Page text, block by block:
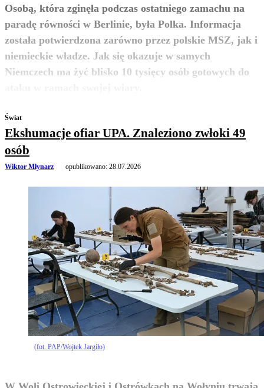
Osobą, która zginęła podczas ostatniego zamachu na
paradę równości w Berlinie, była Polka. Informacja
została potwierdzona zarówno przez polskie MSZ, jak i
niemieckie władze. Jak się okazuje w samych
Niemczech ma żyć blisko 10 tysięcy osób gotowych do
zobacz więcej
Świat
Ekshumacje ofiar UPA. Znaleziono zwłoki 49
osób
Wiktor Młynarz opublikowano: 28.07.2026
(fot. PAP/Wojtek Jargiło)